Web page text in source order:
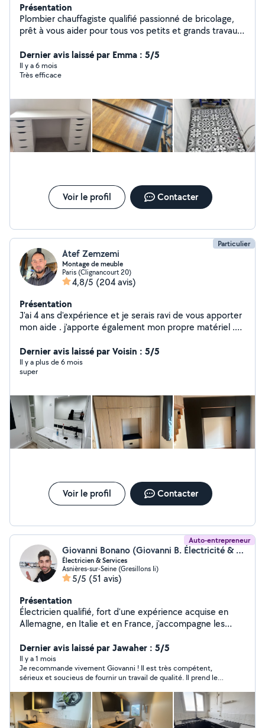
Présentation
Plombier chauffagiste qualifié passionné de bricolage,
prêt à vous aider pour tous vos petits et grands travaux
création ou rénovation de cloisons , le montage de
meubles, ainsi que des petites interventions en
électricité , je mets mon savoir-faire à votre service.
projets et rendre votre quotidien plus agréable.
N'hésitez pas à me contacter pour un coup de main de
confiance près de chez vous ! À bientôt,
Dernier avis laissé par Emma : 5/5
Il y a 6 mois
Très efficace
Voir le profil Contacter
Particulier
Atef Zemzemi
Montage de meuble
Paris (Clignancourt 20)
4,8/5 (204 avis)
Présentation
J'ai 4 ans d'expérience et je serais ravi de vous apporter
mon aide . j'apporte également mon propre matériel .
Dernier avis laissé par Voisin : 5/5
Il y a plus de 6 mois
super
Voir le profil Contacter
Auto-entrepreneur
Giovanni Bonano (Giovanni B. Électricité & Services)
Électricien & Services
Asnières-sur-Seine (Gresillons Ii)
5/5 (51 avis)
Présentation
Électricien qualifié, fort d'une expérience acquise en
Allemagne, en Italie et en France, j'accompagne les
d'installation, de rénovation et de dépannage
électrique. ÉLECTRICITÉ - Installation, rénovation et
dépannage électrique - Recherche de pannes et mise
en sécurité - Tableaux électriques et mise en
conformité - Prises, interrupteurs, luminaires, appliques
et spots LED - Branchement de fours, plaques, hottes
et électroménager - Adaptation des alimentations
Dernier avis laissé par Jawaher : 5/5
Il y a 1 mois
Je recommande vivement Giovanni ! Il est très compétent,
sérieux et soucieus de fournir un travail de qualité. Il prend le
la hauteur des attentes. Je suis entièrement satisfait de son
intervention et je n’hésiterai pas à refaire appel à ses services.
Merci encore !